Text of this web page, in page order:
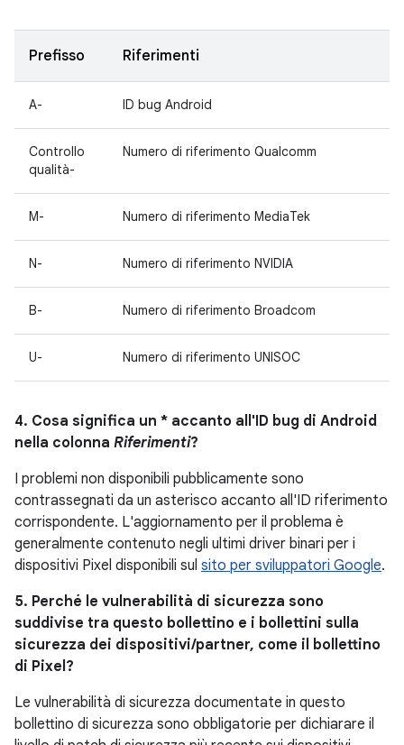
Prefisso Riferimenti
A- ID bug Android
Controllo
qualità-
Numero di riferimento Qualcomm
M- Numero di riferimento MediaTek
N- Numero di riferimento NVIDIA
B- Numero di riferimento Broadcom
U- Numero di riferimento UNISOC
4. Cosa significa un * accanto all'ID bug di Android
nella colonna Riferimenti?
I problemi non disponibili pubblicamente sono
contrassegnati da un asterisco accanto all'ID riferimento
corrispondente. L'aggiornamento per il problema è
generalmente contenuto negli ultimi driver binari per i
dispositivi Pixel disponibili sul sito per sviluppatori Google.
5. Perché le vulnerabilità di sicurezza sono
suddivise tra questo bollettino e i bollettini sulla
sicurezza dei dispositivi/partner, come il bollettino
di Pixel?
Le vulnerabilità di sicurezza documentate in questo
bollettino di sicurezza sono obbligatorie per dichiarare il